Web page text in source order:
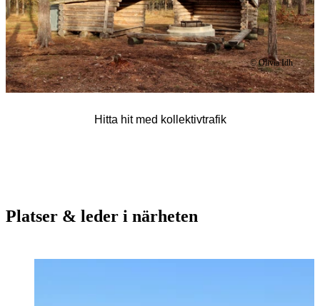
© Olivia Idh
Hitta hit med kollektivtrafik
Platser & leder i närheten